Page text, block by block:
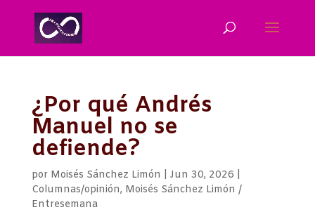
¿Por qué Andrés
Manuel no se
defiende?
por Moisés Sánchez Limón Jun 30, 2026
Columnas/opinión, Moisés Sánchez Limón /
Entresemana